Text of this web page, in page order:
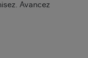
Avancez